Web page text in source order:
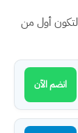
أول من
الآن